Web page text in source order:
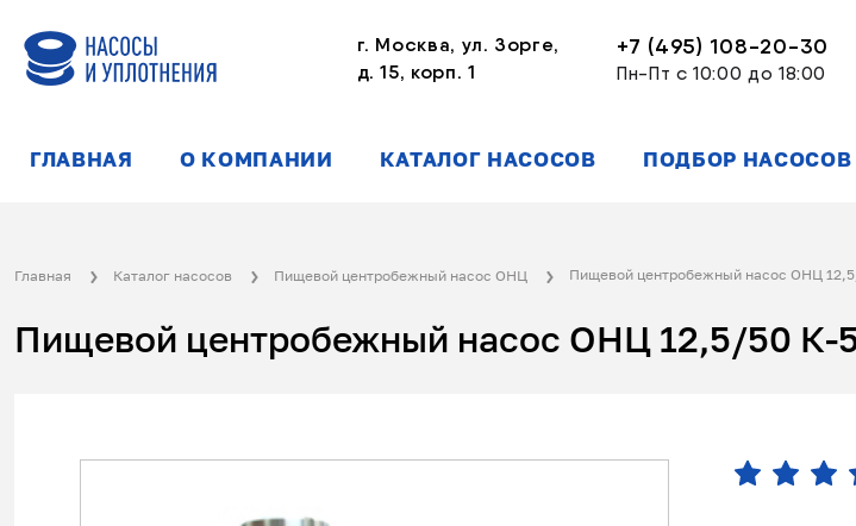
г. Москва, ул. Зорге,
д. 15, корп. 1
+7 (495) 108-20-30
Пн-Пт с 10:00 до 18:00
ГЛАВНАЯ О КОМПАНИИ КАТАЛОГ НАСОСОВ ПОДБОР НАСОСОВ
Главная Каталог насосов Пищевой центробежный насос ОНЦ Пищевой центробежный насос ОНЦ
Пищевой центробежный насос ОНЦ 12,5/50 К-